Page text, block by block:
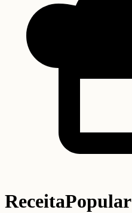
ReceitaPopular